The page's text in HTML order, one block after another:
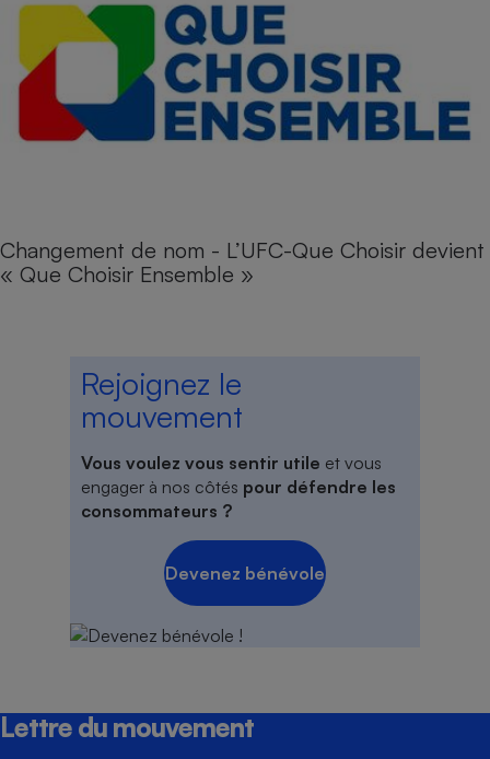
Changement de nom - L’UFC-Que Choisir devient
« Que Choisir Ensemble »
Rejoignez le
mouvement
Vous voulez vous sentir utile et vous
engager à nos côtés pour défendre les
consommateurs ?
Devenez bénévole
Lettre du mouvement